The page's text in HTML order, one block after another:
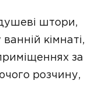
штори,
кімнаті,
за
розчину,